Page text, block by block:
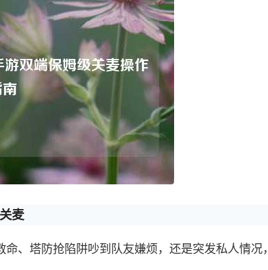
麦
、塔防抢陷阱吵到队友嫌烦，还是突发私人情况，